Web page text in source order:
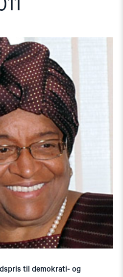
til demokrati- og